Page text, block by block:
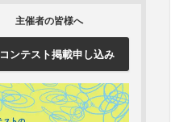
主催者の皆様へ
コンテスト掲載申し込み